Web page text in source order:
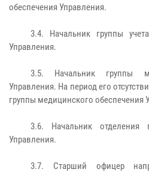
обеспечения Управления.
3.4. Начальник группы
Управления.
3.5. Начальник группы
Управления. На период его
группы медицинского обеспечения
3.6. Начальник отделения
Управления.
3.7. Старший офицер